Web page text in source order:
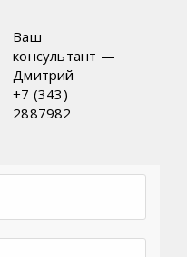
Ваш
консультант —
Дмитрий
+7 (343)
2887982